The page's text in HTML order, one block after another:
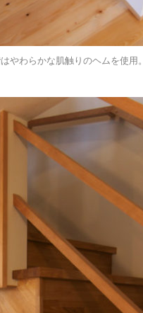
やわらかな肌触りのヘムを使用。